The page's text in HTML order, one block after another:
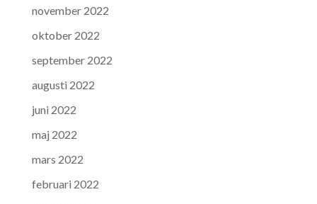
november 2022
oktober 2022
september 2022
augusti 2022
juni 2022
maj 2022
mars 2022
februari 2022